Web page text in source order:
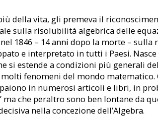
della vita, gli premeva il
sulla risolubilità algebrica delle
1846 – 14 anni dopo la morte –
e interpretato in tutti i Paesi.
si estende a condizioni più generali
fenomeni del mondo
in numerosi articoli e libri, in
ma che peraltro sono ben lontane da
nella concezione dell’Algebra.